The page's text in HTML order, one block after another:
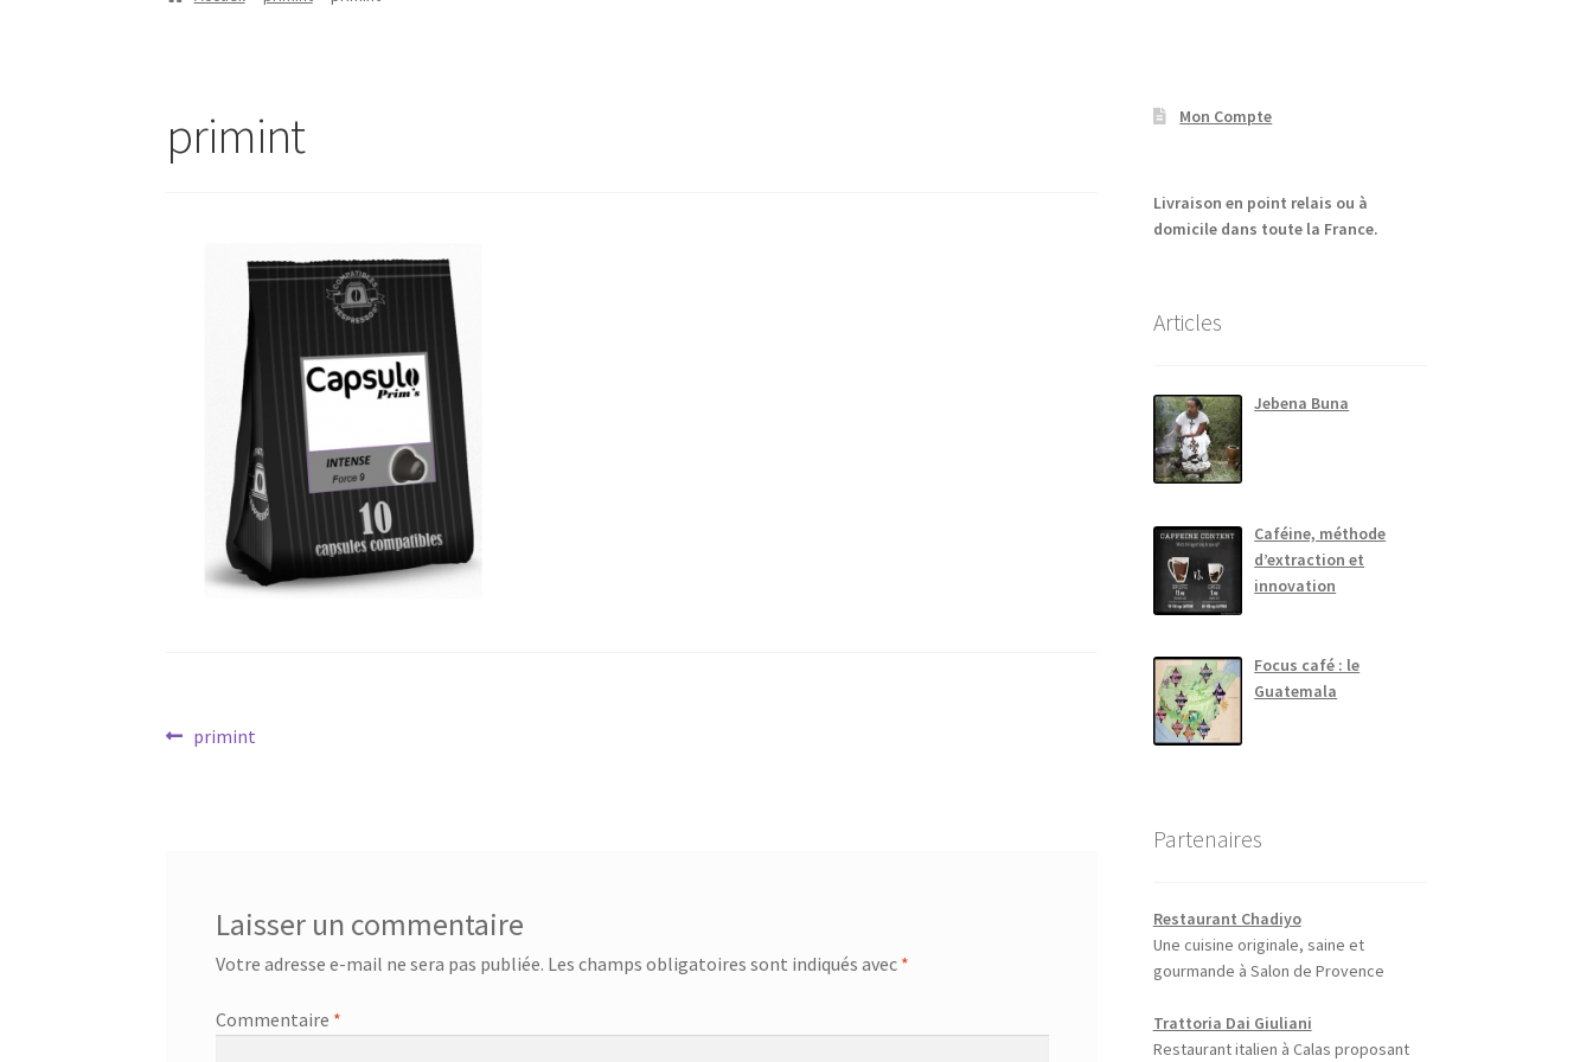
primint
Navigation
Article
primint
Laisser un commentaire
Votre adresse e-mail ne sera pas publiée. Les champs obligatoires sont indiqués avec *
Commentaire *
Mon Compte
Livraison en point relais ou à
domicile dans toute la France.
Articles
Jebena Buna
Caféine, méthode
d’extraction et
innovation
Focus café : le
Guatemala
Partenaires
Restaurant Chadiyo
Une cuisine originale, saine et
gourmande à Salon de Provence
Trattoria Dai Giuliani
Restaurant italien à Calas proposant